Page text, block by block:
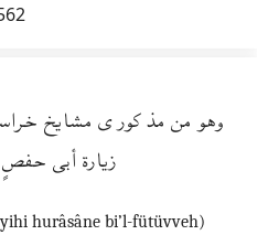
وهو من مذكورى مشايخ
زيارة أبى
hurâsâne bi’l-fütüvveh)